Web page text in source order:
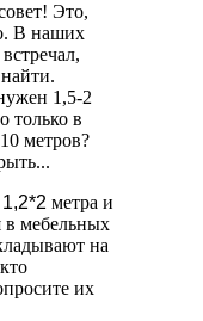
Это,
В наших
1,5-2
только в
метров?
1,2*2 метра и
в мебельных
на
их